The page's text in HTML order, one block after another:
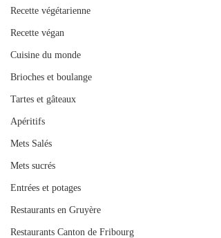
Recette végétarienne
Recette végan
Cuisine du monde
Brioches et boulange
Tartes et gâteaux
Apéritifs
Mets Salés
Mets sucrés
Entrées et potages
Restaurants en Gruyère
Restaurants Canton de Fribourg